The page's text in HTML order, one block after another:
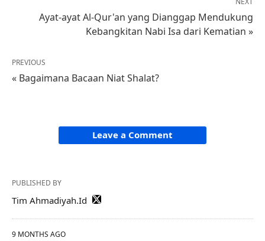
Ayat-ayat Al-Qur'an yang Dianggap Mendukung
Kebangkitan Nabi Isa dari Kematian »
PREVIOUS
« Bagaimana Bacaan Niat Shalat?
Leave a Comment
PUBLISHED BY
Tim Ahmadiyah.Id
9 MONTHS AGO